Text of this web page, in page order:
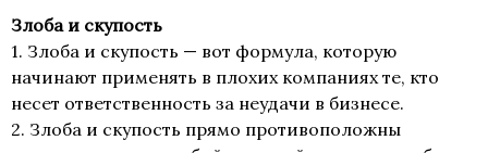
Злоба и скупость
1. Злоба и скупость — вот формула, которую
начинают применять в плохих компаниях те, кто
несет ответственность за неудачи в бизнесе.
2. Злоба и скупость прямо противоположны